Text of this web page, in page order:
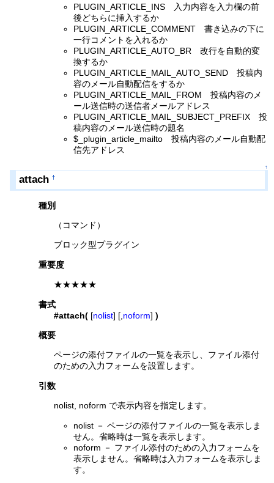
PLUGIN_ARTICLE_INS 入力内容を入力欄の前
後どちらに挿入するか
PLUGIN_ARTICLE_COMMENT 書き込みの下に
一行コメントを入れるか
PLUGIN_ARTICLE_AUTO_BR 改行を自動的変
換するか
PLUGIN_ARTICLE_MAIL_AUTO_SEND 投稿内
容のメール自動配信をするか
PLUGIN_ARTICLE_MAIL_FROM 投稿内容のメ
ール送信時の送信者メールアドレス
PLUGIN_ARTICLE_MAIL_SUBJECT_PREFIX 投
稿内容のメール送信時の題名
$_plugin_article_mailto 投稿内容のメール自動配
信先アドレス
↑
attach †
種別
（コマンド）
ブロック型プラグイン
重要度
★★★★★
書式
#attach( [nolist] [, noform])
概要
ページの添付ファイルの一覧を表示し、ファイル添付
のための入力フォームを設置します。
引数
nolist, noform で表示内容を指定します。
nolist － ページの添付ファイルの一覧を表示しま
せん。省略時は一覧を表示します。
noform － ファイル添付のための入力フォームを
表示しません。省略時は入力フォームを表示しま
す。